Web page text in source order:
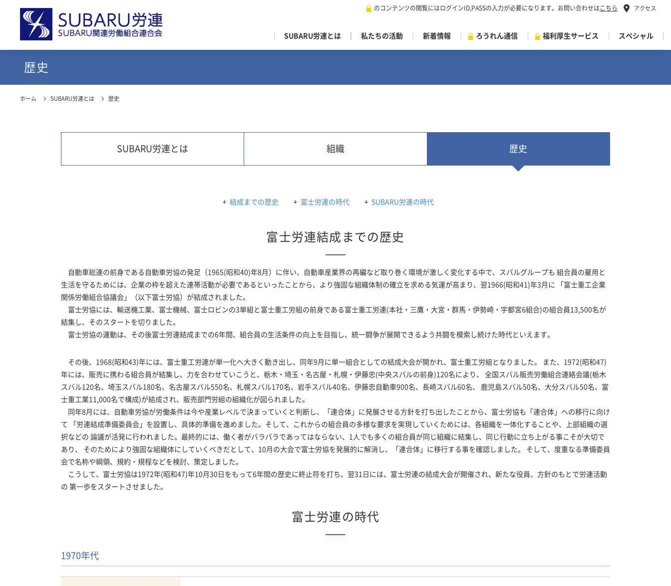
アクセス
のコンテンツの閲覧にはログインID,PASSの入力が必要になります。お問い合わせは こちら
SUBARU労連とは 私たちの活動 新着情報 ろうれん通信 福利厚生サービス スペシャル
歴史
ホーム SUBARU労連とは 歴史
SUBARU労連とは 組織 歴史
結成までの歴史 富士労連の時代 SUBARU労連の時代
富士労連結成までの歴史
自動車総連の前身である自動車労協の発足（1965(昭和40)年8月）に伴い、自動車産業界の再編など取り巻く環境が激しく変化する中で、スバルグループも 組合員の雇用と
生活を守るためには、企業の枠を超えた連帯活動が必要であるといったことから、より強固な組織体制の確立を求める気運が高まり、翌1966(昭和41)年3月に 「富士重工企業
関係労働組合協議会」（以下富士労協）が結成されました。
富士労協には、輸送機工業、富士機械、富士ロビンの3単組と富士重工労組の前身である富士重工労連(本社・三鷹・大宮・群馬・伊勢崎・宇都宮6組合)の組合員13,500名が
結集し、そのスタートを切りました。
富士労協の運動は、その後富士労連結成までの6年間、組合員の生活条件の向上を目指し、統一闘争が展開できるよう共闘を模索し続けた時代といえます。
その後、1968(昭和43)年には、富士重工労連が単一化へ大きく動き出し、同年9月に単一組合としての結成大会が開かれ、富士重工労組となりました。 また、1972(昭和47)
年には、販売に携わる組合員が結集し、力を合わせていこうと、栃木・埼玉・名古屋・札幌・伊藤忠(中央スバルの前身)120名により、 全国スバル販売労働組合連絡会議(栃木
スバル120名、埼玉スバル180名、名古屋スバル550名、札幌スバル170名、岩手スバル40名、伊藤忠自動車900名、長崎スバル60名、 鹿児島スバル50名、大分スバル50名、富
士重工業11,000名で構成)が結成され、販売部門労組の組織化が図られました。
同年8月には、自動車労協が労働条件は今や産業レベルで決まっていくと判断し、「連合体」に発展させる方針を打ち出したことから、富士労協も「連合体」への移行に向け
て 「労連結成準備委員会」を設置し、具体的準備を進めました。そして、これからの組合員の多様な要求を実現していくためには、各組織を一体化することや、上部組織の選
択などの 論議が活発に行われました。最終的には、働く者がバラバラであってはならない、1人でも多くの組合員が同じ組織に結集し、同じ行動に立ち上がる事こそが大切で
あり、 そのためにより強固な組織体にしていくべきだとして、10月の大会で富士労協を発展的に解消し、「連合体」に移行する事を確認しました。 そして、度重なる準備委員
会で名称や綱領、規約・規程などを検討、策定しました。
こうして、富士労協は1972年(昭和47)年10月30日をもって6年間の歴史に終止符を打ち、翌31日には、富士労連の結成大会が開催され、新たな役員、方針のもとで労連活動
の 第一歩をスタートさせました。
富士労連の時代
1970年代